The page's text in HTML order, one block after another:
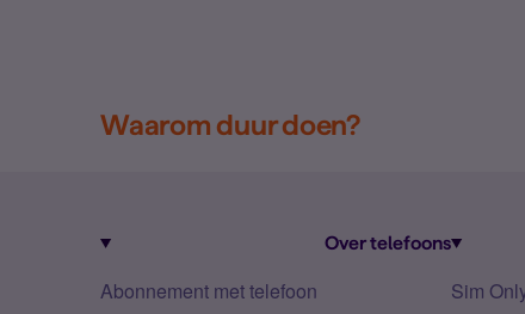
Waarom duur doen?
Over telefoons
Abonnement met telefoon
Sim